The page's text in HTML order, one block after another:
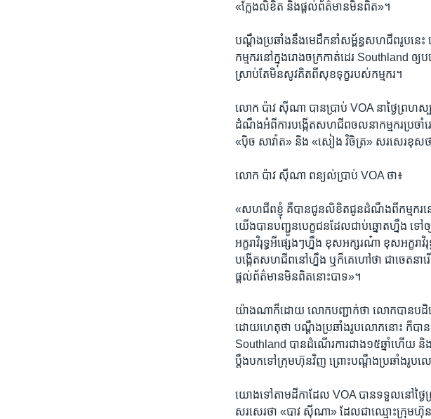
«ក្លែង​លិខិត​ និង​ផ្តល់​ព័ត៌មាន​មិន​ពិត»។
បណ្តឹង​ប្រឆាំង​នឹង​មេដឹកនាំ​សម្ព័ន្ធ​សហជីព​រូប​នេះ​
កម្មករ​នៅ​ក្នុង​រោងចក្រ​កាត់ដេរ​ Southland
ស្រាប់​តែ​មិន​សូវ​គិត​ពី​សុខ​ទុក្ខ​របស់​កម្មករ។
លោក ​ប៉ាវ ស៊ីណា​ បាន​ប្រាប់​ VOA​ នា​ថ្ងៃ​ព្រហ
ដំណឹង​អំពី​ការ​បង្កើត​សហជីព​ចលនា​កម្មករ​ប្រចាំ​
«ប៉ិច សាវ៉ាត‍» និង «សៀង វិចិត្រ‍» សរសេរ​ខុស​ថ
លោក ប៉ាវ ស៊ីណា ពន្យល់​ប្រាប់ VOA ថា៖
«សហជីព​ខ្ញុំ​ គឺ​បាន​ជូន​លិខិត​ជូន​ដំណឹង​ពី​កម្មករ​ន
យើង​បាន​បញ្ជូន​បេក្ខជន​ដែល​ជាប់​ឆ្នោត​ហ្នឹង​ ទៅ​
អក្ខរាវិរុទ្ធ​អី​ផ្សេងៗ​ហ្នឹង​ ខុស​អក្សរ​ណ៎ា​ ខុស​អក្ខរ
បង្កើត​សហជីព​នៅ​ហ្នឹង​ ឬ​ក៏​គេ​ហៅ​ថា​ ជា​ចេតនា​រ
ផ្តល់​ព័ត៌មាន​មិន​ពិត​នោះ​បាទ»។
យ៉ាង​ណា​ក៏ដោយ​ លោក​បញ្ជាក់​ថា លោក​បាន​បដិស
ដោយ​ហេតុ​ថា បណ្តឹង​ប្រឆាំង​រូប​លោក​នោះ​ ក៏​បា
Southland ​បាន​ដំណើរការ​ជាង​១៥ឆ្នាំ​ហើយ​
បឹ្តង​បក​ទៅ​ក្រុមហ៊ុន​វិញ​ ព្រោះ​បណ្តឹង​ប្រឆាំង​រូ
យោង​ទៅ​តាម​ដីកា​ដែល VOA ​បាន​ទទួល​នៅ​ថ្ងៃ​
សរសេរ​ថា​ «បាវ ស៊ីណា‍»​ ដែល​ជា​ឈ្មោះ​ក្រុមហ៊ុ